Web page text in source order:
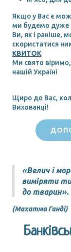
Якщо у Вас є
ми будемо дуже
Ви, як і раніше,
скористатися
КВИТОК
Ми свято
нашій Україні
Щиро до Вас,
Вихованці!
«Велич і
виміряти
до тварин».
(Махатма Ганді)